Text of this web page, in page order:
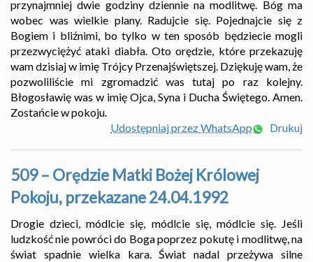
przynajmniej dwie godziny dziennie na modlitwę. Bóg ma
wobec was wielkie plany. Radujcie się. Pojednajcie się z
Bogiem i bliźnimi, bo tylko w ten sposób będziecie mogli
przezwyciężyć ataki diabła. Oto orędzie, które przekazuję
wam dzisiaj w imię Trójcy Przenajświętszej. Dziękuję wam, że
pozwoliliście mi zgromadzić was tutaj po raz kolejny.
Błogosławię was w imię Ojca, Syna i Ducha Świętego. Amen.
Zostańcie w pokoju.
Udostępniaj przez WhatsApp
Drukuj
509 – Orędzie Matki Bożej Królowej
Pokoju, przekazane 24.04.1992
Drogie dzieci, módlcie się, módlcie się, módlcie się. Jeśli
ludzkość nie powróci do Boga poprzez pokutę i modlitwę, na
świat spadnie wielka kara. Świat nadal przeżywa silne